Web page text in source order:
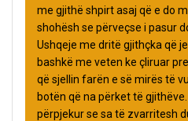
me gjithë shpirt asaj që e do
shohësh se përveçse i pasur
Ushqeje me dritë gjithçka që
bashkë me veten ke çliruar
që sjellin farën e së mirës të
botën që na përket të
përpjekur se sa të zvarritesh